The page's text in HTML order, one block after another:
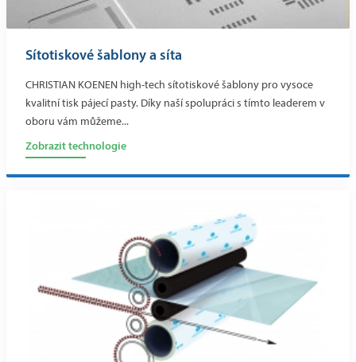
Sítotiskové šablony a síta
CHRISTIAN KOENEN high-tech sítotiskové šablony pro vysoce
kvalitní tisk pájecí pasty. Díky naší spolupráci s tímto leaderem v
oboru vám můžeme...
Zobrazit technologie